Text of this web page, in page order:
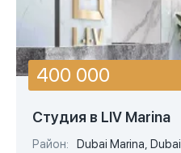
Студия в LIV Marina
Район:
Dubai Marina, Dubai
400 000